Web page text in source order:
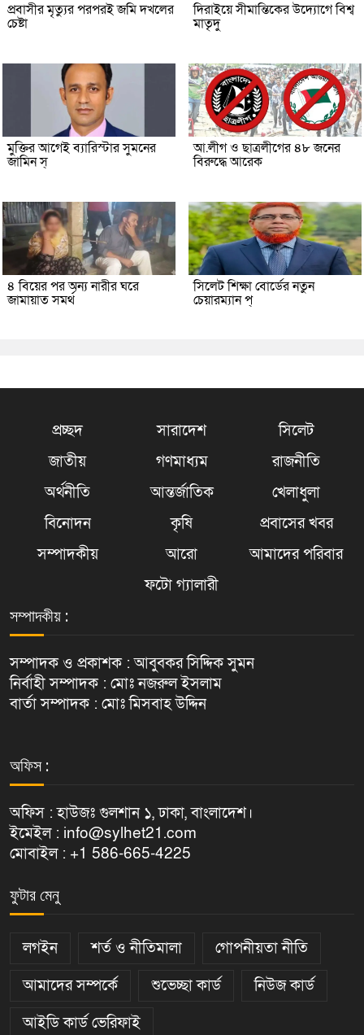
প্রবাসীর মৃত্যুর পরপরই জমি দখলের
চেষ্টা
দিরাইয়ে সীমান্তিকের উদ্যোগে বিশ্ব
মাতৃদু
মুক্তির আগেই ব্যারিস্টার সুমনের
জামিন স্
আ.লীগ ও ছাত্রলীগের ৪৮ জনের
বিরুদ্ধে আরেক
৪ বিয়ের পর অন্য নারীর ঘরে
জামায়াত সমর্থ
সিলেট শিক্ষা বোর্ডের নতুন
চেয়ারম্যান প্
প্রচ্ছদ সারাদেশ
সিলেট
জাতীয়
গণমাধ্যম
রাজনীতি
অর্থনীতি
আন্তর্জাতিক
খেলাধুলা
বিনোদন
কৃষি
প্রবাসের খবর
সম্পাদকীয়
আরো
আমাদের পরিবার
ফটো গ্যালারী
সম্পাদকীয় :
সম্পাদক ও প্রকাশক : আবুবকর সিদ্দিক সুমন
নির্বাহী সম্পাদক : মোঃ নজরুল ইসলাম
বার্তা সম্পাদক : মোঃ মিসবাহ উদ্দিন
অফিস :
অফিস : হাউজঃ গুলশান ১, ঢাকা, বাংলাদেশ।
ইমেইল : info@sylhet21.com
মোবাইল : +1 586-665-4225
ফুটার মেনু
লগইন শর্ত ও নীতিমালা
গোপনীয়তা নীতি
আমাদের সম্পর্কে
শুভেচ্ছা কার্ড
নিউজ কার্ড
আইডি কার্ড ভেরিফাই